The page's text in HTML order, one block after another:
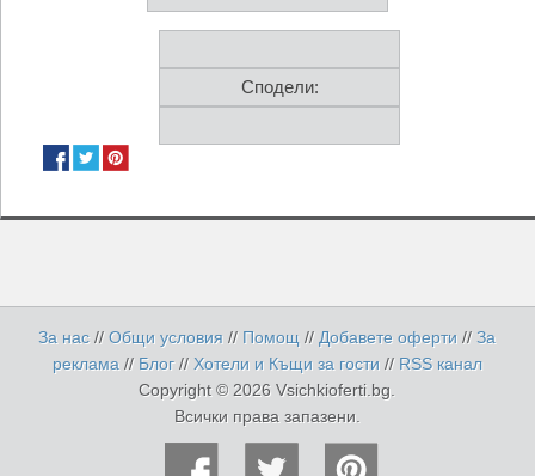
Сподели:
За нас //Общи условия // Помощ // Добавете оферти//За
реклама // Блог // Хотели и Къщи за гости // RSS канал
Copyright © 2026 Vsichkioferti.bg.
Всички права запазени.